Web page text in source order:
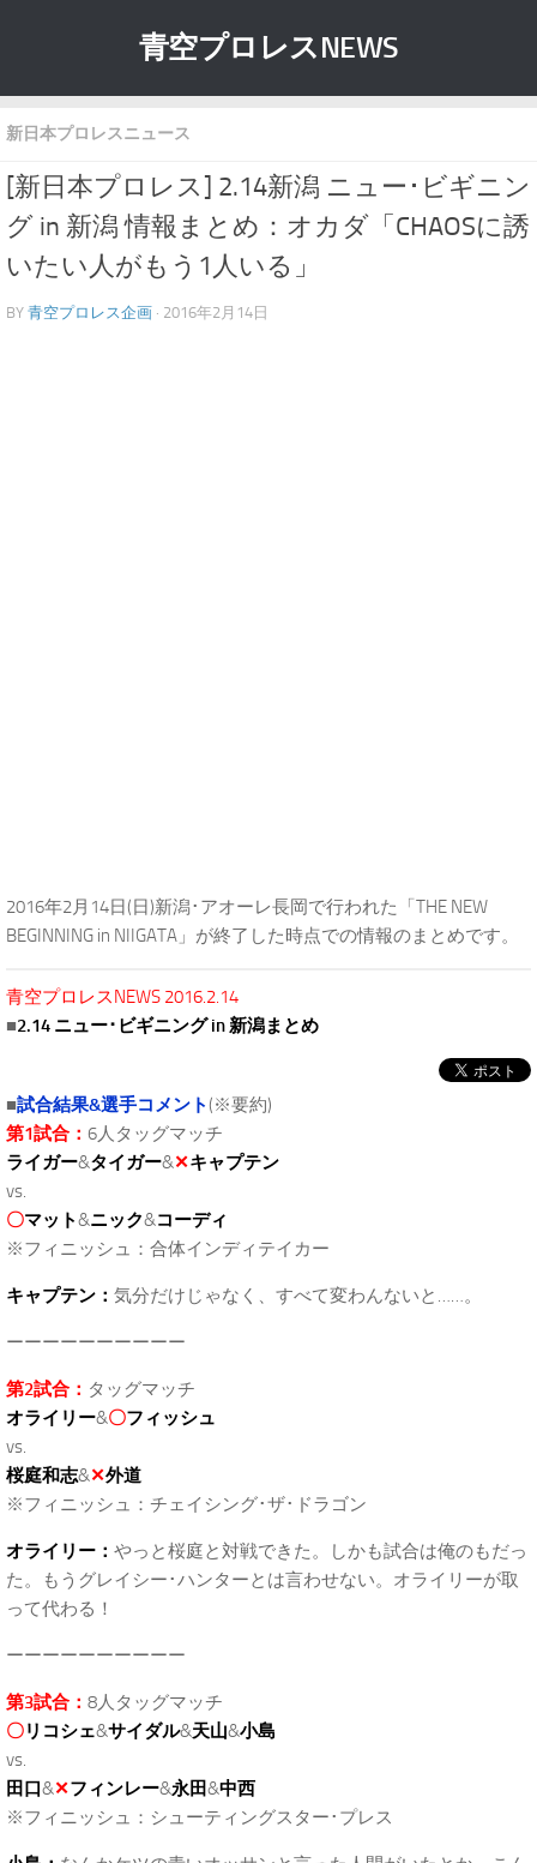
青空プロレスNEWS
新日本プロレスニュース
[新日本プロレス] 2.14新潟 ニュー･ビギニン
グ in 新潟 情報まとめ：オカダ「CHAOSに誘
いたい人がもう1人いる」
BY 青空プロレス企画 · 2016年2月14日
2016年2月14日(日)新潟･アオーレ長岡で行われた「THE NEW
BEGINNING in NIIGATA」が終了した時点での情報のまとめです。
青空プロレスNEWS 2016.2.14
■2.14 ニュー･ビギニング in 新潟まとめ
■試合結果&選手コメント(※要約)
第1試合： 6人タッグマッチ
ライガー&タイガー&✕キャプテン
vs.
〇マット&ニック&コーディ
※フィニッシュ：合体インディテイカー
キャプテン： 気分だけじゃなく、すべて変わんないと……。
ーーーーーーーーーー
第2試合： タッグマッチ
オライリー&〇フィッシュ
vs.
桜庭和志&✕外道
※フィニッシュ：チェイシング･ザ･ドラゴン
オライリー： やっと桜庭と対戦できた。しかも試合は俺のもだっ
た。もうグレイシー･ハンターとは言わせない。オライリーが取
って代わる！
ーーーーーーーーーー
第3試合： 8人タッグマッチ
〇リコシェ&サイダル&天山&小島
vs.
田口&✕フィンレー&永田&中西
※フィニッシュ：シューティングスター･プレス